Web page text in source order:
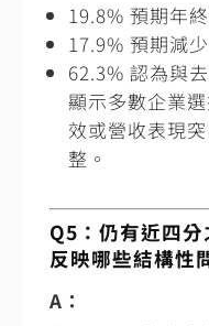
19.8% 預期年
17.9% 預期減少
62.3% 認為與
顯示多數企業
效或營收表現
整。
Q5：仍有近四分
反映哪些結構性
A：